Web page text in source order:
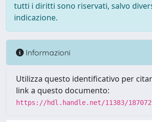
tutti i diritti sono riservati, salvo
indicazione.
Informazioni
Utilizza questo identificativo per
link a questo documento:
https://hdl.handle.net/11383/